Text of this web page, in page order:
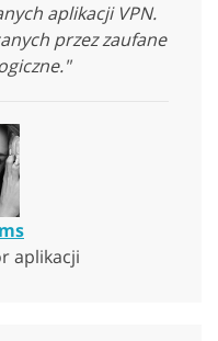
aplikacji VPN.
przez zaufane
aplikacji